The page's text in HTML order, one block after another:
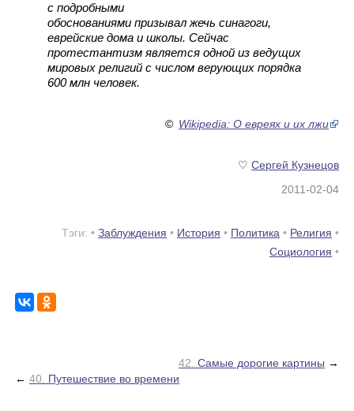
с подробными
обоснованиями призывал жечь синагоги,
еврейские дома и школы. Сейчас
протестантизм является одной из ведущих
мировых религий с числом верующих порядка
600 млн человек.
© Wikipedia: О евреях и их лжи
♡ Сергей Кузнецов
2011-02-04
Тэги: •Заблуждения • История • Политика • Религия •
Социология •
42. Самые дорогие картины →
← 40. Путешествие во времени